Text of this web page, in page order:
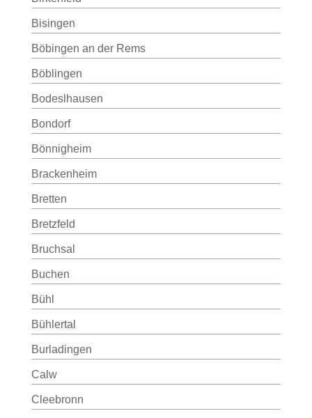
Bisingen
Böbingen an der Rems
Böblingen
Bodeslhausen
Bondorf
Bönnigheim
Brackenheim
Bretten
Bretzfeld
Bruchsal
Buchen
Bühl
Bühlertal
Burladingen
Calw
Cleebronn